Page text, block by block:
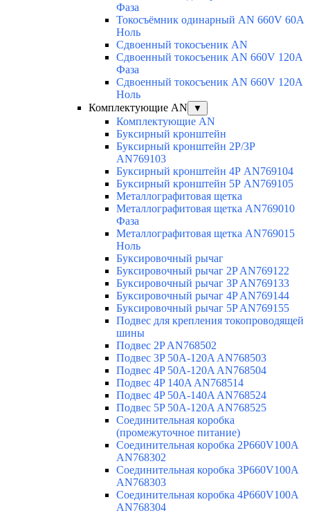
Фаза
Токосъёмник одинарный AN 660V 60A
Ноль
Сдвоенный токосъеник AN
Сдвоенный токосъеник AN 660V 120A
Фаза
Сдвоенный токосъеник AN 660V 120A
Ноль
Комплектующие AN
▼
Комплектующие AN
Буксирный кронштейн
Буксирный кронштейн 2Р/3Р
AN769103
Буксирный кронштейн 4Р AN769104
Буксирный кронштейн 5Р AN769105
Металлографитовая щетка
Металлографитовая щетка AN769010
Фаза
Металлографитовая щетка AN769015
Ноль
Буксировочный рычаг
Буксировочный рычаг 2P AN769122
Буксировочный рычаг 3P AN769133
Буксировочный рычаг 4P AN769144
Буксировочный рычаг 5P AN769155
Подвес для крепления токопроводящей
шины
Подвес 2P AN768502
Подвес 3P 50A-120A AN768503
Подвес 4P 50A-120A AN768504
Подвес 4P 140A AN768514
Подвес 4P 50A-140A AN768524
Подвес 5P 50A-120A AN768525
Соединительная коробка
(промежуточное питание)
Соединительная коробка 2P660V100A
AN768302
Соединительная коробка 3P660V100A
AN768303
Соединительная коробка 4P660V100A
AN768304